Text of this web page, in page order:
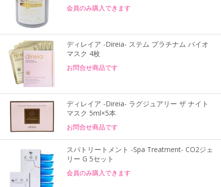
会員のみ購入できます
ディレイア -Direia- ステム プラチナム バイオ
マスク 4枚
お問合せ商品です
ディレイア -Direia- ラグジュアリー ザ ナイト
マスク 5ml×5本
お問合せ商品です
スパトリートメント -Spa Treatment- CO2ジェ
リー G 5セット
会員のみ購入できます